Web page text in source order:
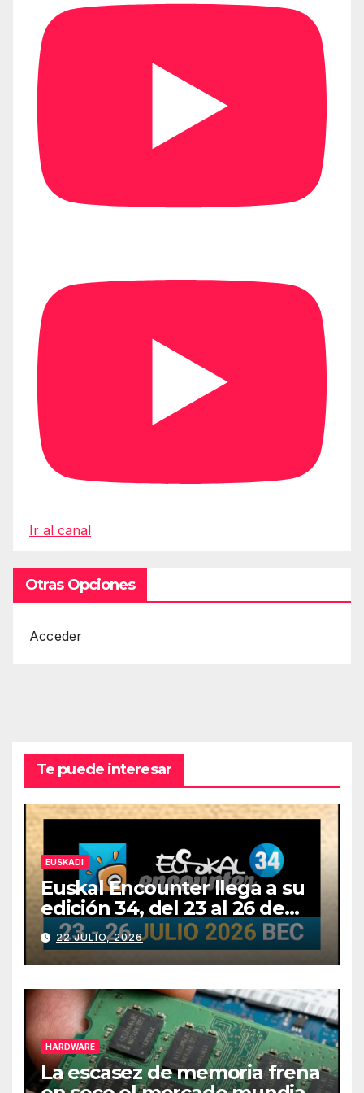
Ir al canal
Otras Opciones
Acceder
Te puede interesar
EUSKADI
Euskal Encounter llega a su
edición 34, del 23 al 26 de
julio
22 JULIO, 2026
HARDWARE
La escasez de memoria frena